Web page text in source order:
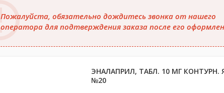
Пожалуйста, обязательно дождитесь звонка от нашего
оператора для подтверждения заказа после его
ЭНАЛАПРИЛ, ТАБЛ. 10 МГ КОНТУРН.
№20